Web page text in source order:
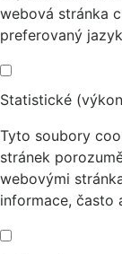
webová stránka
preferovaný
Statistické
Tyto soubory
stránek
webovými
informace, často